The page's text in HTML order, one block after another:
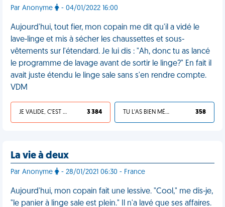
Par Anonyme - 04/01/2022 16:00
Aujourd'hui, tout fier, mon copain me dit qu'il a vidé le
lave-linge et mis à sécher les chaussettes et sous-
vêtements sur l'étendard. Je lui dis : "Ah, donc tu as lancé
le programme de lavage avant de sortir le linge?" En fait il
avait juste étendu le linge sale sans s'en rendre compte.
VDM
JE VALIDE, C'EST UNE VDM 3 384 TU L'AS BIEN MÉRITÉ 358
La vie à deux
Par Anonyme - 28/01/2021 06:30 - France
Aujourd'hui, mon copain fait une lessive. "Cool," me dis-je,
"le panier à linge sale est plein." Il n'a lavé que ses affaires.